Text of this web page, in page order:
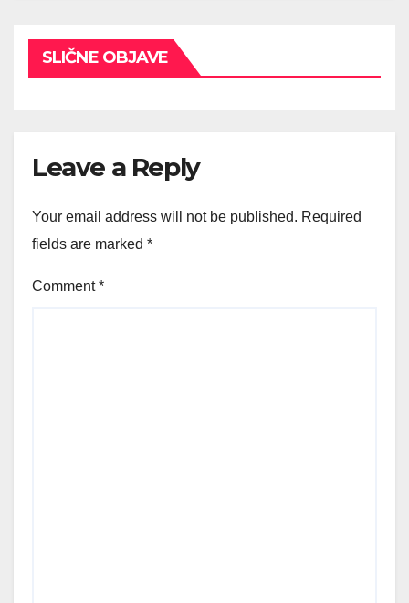
SLIČNE OBJAVE
Leave a Reply
Your email address will not be published. Required
fields are marked *
Comment*